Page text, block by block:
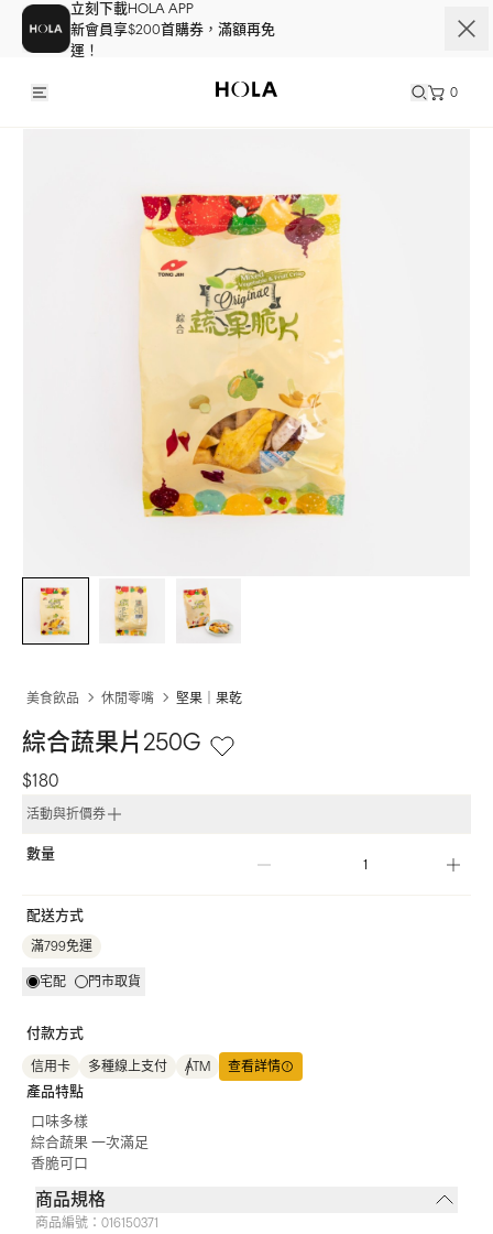
立刻下載HOLA APP
新會員享$200首購券，滿額再免
運！
0
美食飲品 休閒零嘴 堅果｜果乾
綜合蔬果片250G
$180
活動與折價券
數量
配送方式
滿799免運
宅配 門市取貨
付款方式
信用卡 多種線上支付 ATM 查看詳情
產品特點
口味多樣
綜合蔬果 一次滿足
香脆可口
商品規格
商品編號： 016150371